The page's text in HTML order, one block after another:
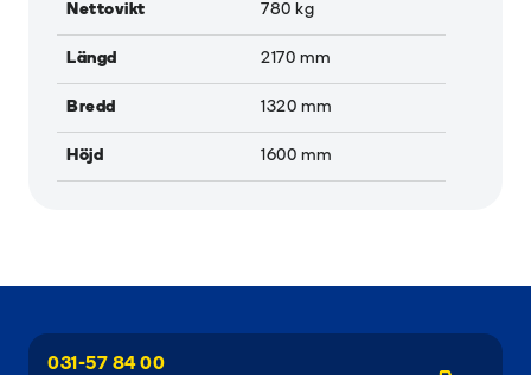
Nettovikt 780 kg
Längd 2170 mm
Bredd 1320 mm
Höjd 1600 mm
031-57 84 00